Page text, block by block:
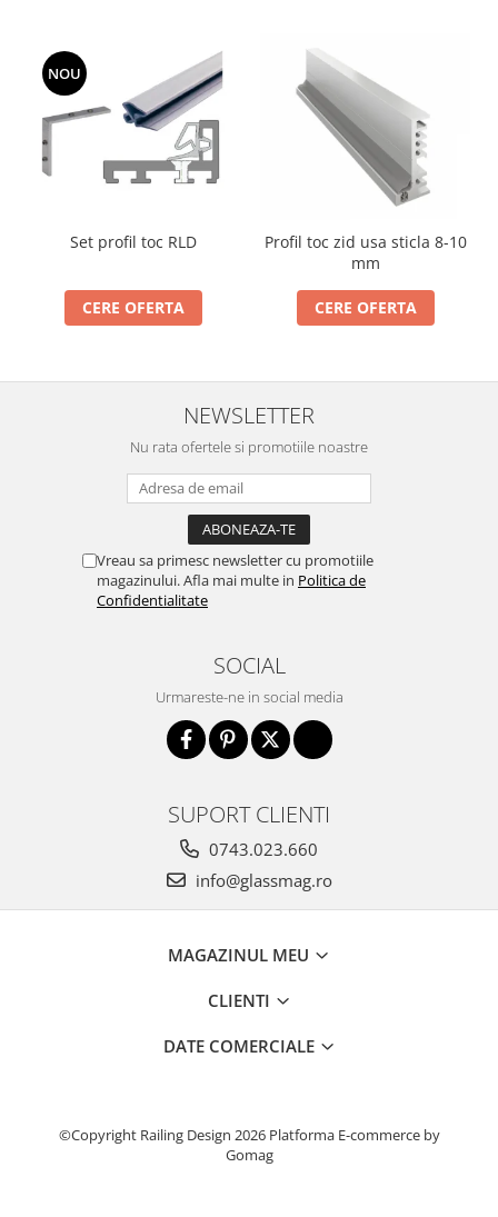
NOU
Set profil toc RLD
CERE OFERTA
Profil toc zid usa sticla 8-10
mm
CERE OFERTA
NEWSLETTER
Nu rata ofertele si promotiile noastre
Vreau sa primesc newsletter cu promotiile
magazinului. Afla mai multe in Politica de
Confidentialitate
SOCIAL
Urmareste-ne in social media
SUPORT CLIENTI
0743.023.660
info@glassmag.ro
MAGAZINUL MEU
CLIENTI
DATE COMERCIALE
©Copyright Railing Design 2026 Platforma E-commerce by
Gomag